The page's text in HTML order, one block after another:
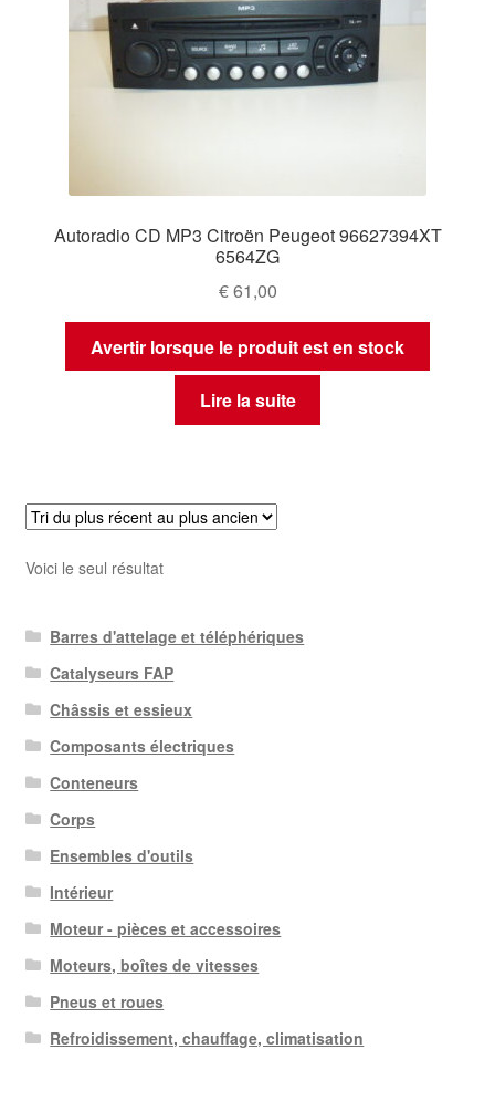
Autoradio CD MP3 Citroën Peugeot 96627394XT
6564ZG
€61,00
Avertir lorsque le produit est en stock
Lire la suite
Voici le seul résultat
Barres d'attelage et téléphériques
Catalyseurs FAP
Châssis et essieux
Composants électriques
Conteneurs
Corps
Ensembles d'outils
Intérieur
Moteur - pièces et accessoires
Moteurs, boîtes de vitesses
Pneus et roues
Refroidissement, chauffage, climatisation